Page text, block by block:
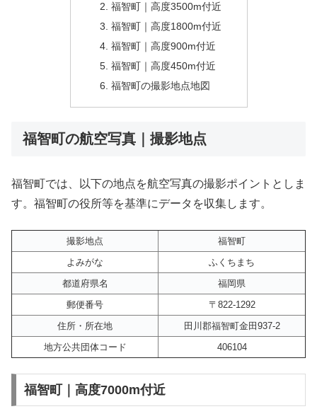
福智町｜高度3500m付近
福智町｜高度1800m付近
福智町｜高度900m付近
福智町｜高度450m付近
福智町の撮影地点地図
福智町の航空写真｜撮影地点
福智町では、以下の地点を航空写真の撮影ポイントとしま
す。福智町の役所等を基準にデータを収集します。
撮影地点
福智町
よみがな
ふくちまち
都道府県名
福岡県
郵便番号
〒822-1292
住所・所在地
田川郡福智町金田937-2
地方公共団体コード
406104
福智町｜高度7000m付近